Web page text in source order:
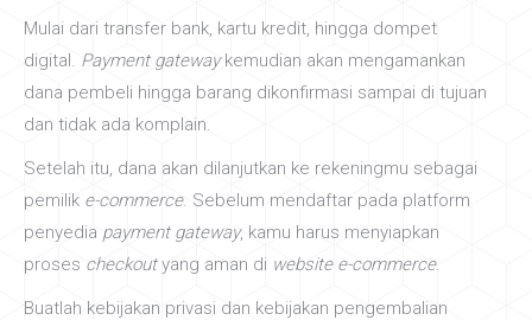
Mulai dari transfer bank, kartu kredit, hingga dompet
digital. Payment gatewaykemudian akan mengamankan
dana pembeli hingga barang dikonfirmasi sampai di tujuan
dan tidak ada komplain.
Setelah itu, dana akan dilanjutkan ke rekeningmu sebagai
pemilik e-commerce. Sebelum mendaftar pada platform
penyedia payment gateway, kamu harus menyiapkan
proses checkoutyang aman di website e-commerce.
Buatlah kebijakan privasi dan kebijakan pengembalian